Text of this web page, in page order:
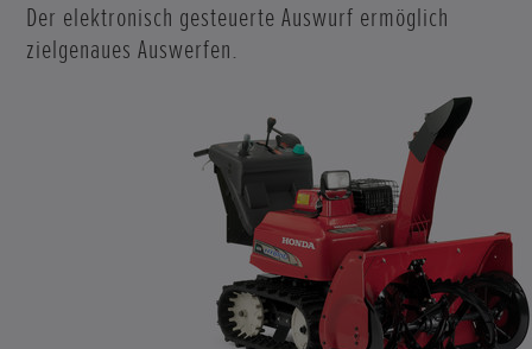
Der elektronisch gesteuerte Auswurf ermöglich
zielgenaues Auswerfen.